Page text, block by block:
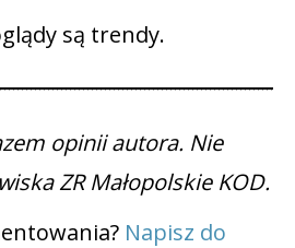
są trendy.
opinii autora. Nie
ZR Małopolskie KOD.
Napisz do